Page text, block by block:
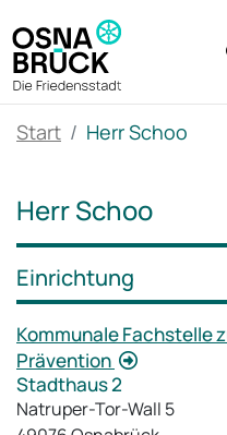
Zum Hauptinhalt springen
Start Herr Schoo
Herr Schoo
Einrichtung
Kommunale Fachstelle
Prävention
Stadthaus 2
Natruper-Tor-Wall 5